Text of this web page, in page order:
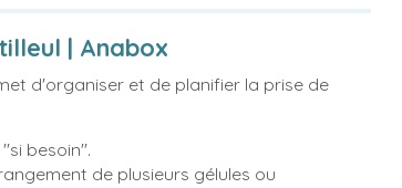
| Anabox
d'organiser et de planifier la prise de
besoin".
de plusieurs gélules ou